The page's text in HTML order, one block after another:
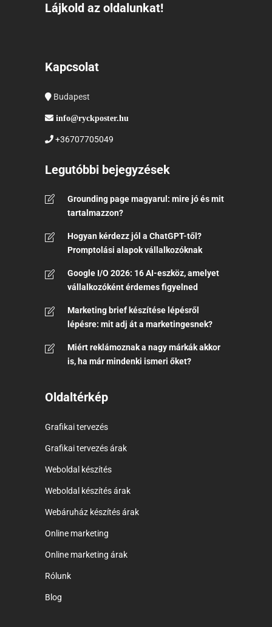
Lájkold az oldalunkat!
Kapcsolat
Budapest
info@ryckposter.hu
+36707705049
Legutóbbi bejegyzések
Grounding page magyarul: mire jó és mit
tartalmazzon?
Hogyan kérdezz jól a ChatGPT-től?
Promptolási alapok vállalkozóknak
Google I/O 2026: 16 AI-eszköz, amelyet
vállalkozóként érdemes figyelned
Marketing brief készítése lépésről
lépésre: mit adj át a marketingesnek?
Miért reklámoznak a nagy márkák akkor
is, ha már mindenki ismeri őket?
Oldaltérkép
Grafikai tervezés
Grafikai tervezés árak
Weboldal készítés
Weboldal készítés árak
Webáruház készítés árak
Online marketing
Online marketing árak
Rólunk
Blog